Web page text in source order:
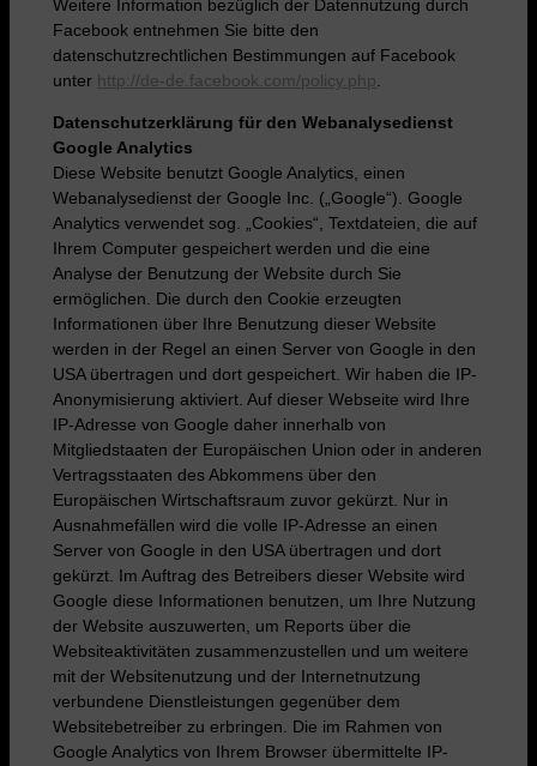
Weitere Information bezüglich der Datennutzung durch
Facebook entnehmen Sie bitte den
datenschutzrechtlichen Bestimmungen auf Facebook
unter http://de-de.facebook.com/policy.php.
Datenschutzerklärung für den Webanalysedienst
Google Analytics
Diese Website benutzt Google Analytics, einen
Webanalysedienst der Google Inc. („Google“). Google
Analytics verwendet sog. „Cookies“, Textdateien, die auf
Ihrem Computer gespeichert werden und die eine
Analyse der Benutzung der Website durch Sie
ermöglichen. Die durch den Cookie erzeugten
Informationen über Ihre Benutzung dieser Website
werden in der Regel an einen Server von Google in den
USA übertragen und dort gespeichert. Wir haben die IP-
Anonymisierung aktiviert. Auf dieser Webseite wird Ihre
IP-Adresse von Google daher innerhalb von
Mitgliedstaaten der Europäischen Union oder in anderen
Vertragsstaaten des Abkommens über den
Europäischen Wirtschaftsraum zuvor gekürzt. Nur in
Ausnahmefällen wird die volle IP-Adresse an einen
Server von Google in den USA übertragen und dort
gekürzt. Im Auftrag des Betreibers dieser Website wird
Google diese Informationen benutzen, um Ihre Nutzung
der Website auszuwerten, um Reports über die
Websiteaktivitäten zusammenzustellen und um weitere
mit der Websitenutzung und der Internetnutzung
verbundene Dienstleistungen gegenüber dem
Websitebetreiber zu erbringen. Die im Rahmen von
Google Analytics von Ihrem Browser übermittelte IP-